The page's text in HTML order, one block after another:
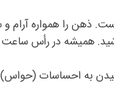
ذهن را همواره آرام
به احساسات (حواس)،